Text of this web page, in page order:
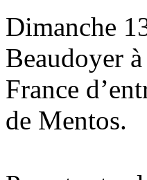
Dimanche
Beaudoyer
France
de Mentos.